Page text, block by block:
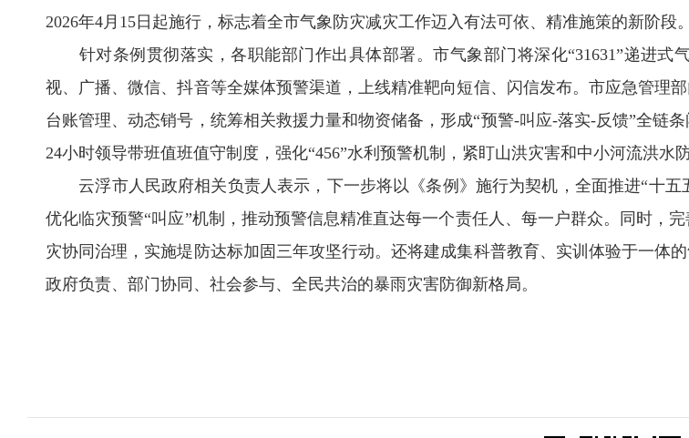
2026年4月15日起施行，标志着全市气象防灾减灾工作迈入有法可依、精准施策的新阶段。
针对条例贯彻落实，各职能部门作出具体部署。市气象部门将深化“31631”递进式
视、广播、微信、抖音等全媒体预警渠道，上线精准靶向短信、闪信发布。市应急管理
台账管理、动态销号，统筹相关救援力量和物资储备，形成“预警-叫应-落实-反馈”全链
24小时领导带班值班值守制度，强化“456”水利预警机制，紧盯山洪灾害和中小河流洪水
云浮市人民政府相关负责人表示，下一步将以《条例》施行为契机，全面推进“十五
优化临灾预警“叫应”机制，推动预警信息精准直达每一个责任人、每一户群众。同时，
灾协同治理，实施堤防达标加固三年攻坚行动。还将建成集科普教育、实训体验于一体
政府负责、部门协同、社会参与、全民共治的暴雨灾害防御新格局。